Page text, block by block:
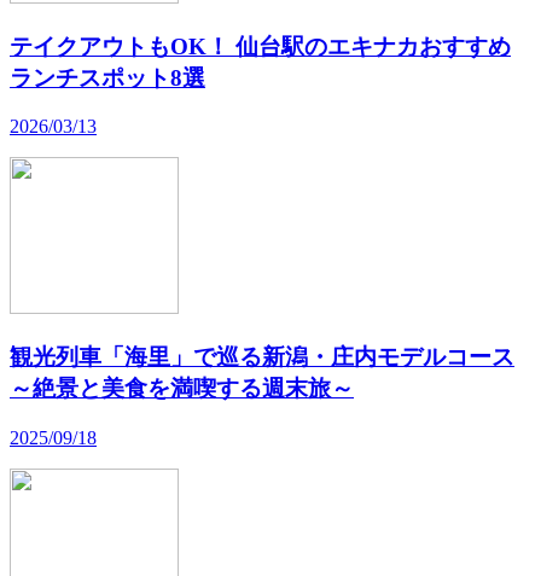
テイクアウトもOK！ 仙台駅のエキナカおすすめ
ランチスポット8選
2026/03/13
観光列車「海里」で巡る新潟・庄内モデルコース
～絶景と美食を満喫する週末旅～
2025/09/18